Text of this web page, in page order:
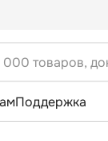
Поддержка